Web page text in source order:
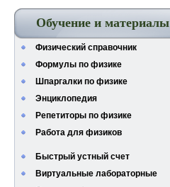
Обучение и материалы
Физический справочник
Формулы по физике
Шпаргалки по физике
Энциклопедия
Репетиторы по физике
Работа для физиков
Быстрый устный счет
Виртуальные лабораторные